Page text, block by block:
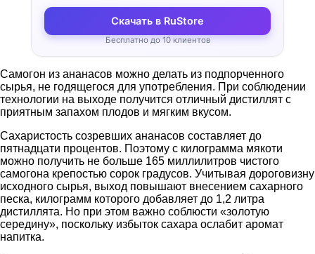
Скачать в RuStore
Бесплатно до 10 клиентов
Самогон из ананасов можно делать из подпорченного
сырья, не годящегося для употребления. При соблюдении
технологии на выходе получится отличный дистиллят с
приятным запахом плодов и мягким вкусом.
Сахаристость созревших ананасов составляет до
пятнадцати процентов. Поэтому с килограмма мякоти
можно получить не больше 165 миллилитров чистого
самогона крепостью сорок градусов. Учитывая дороговизну
исходного сырья, выход повышают внесением сахарного
песка, килограмм которого добавляет до 1,2 литра
дистиллята. Но при этом важно соблюсти «золотую
середину», поскольку избыток сахара ослабит аромат
напитка.